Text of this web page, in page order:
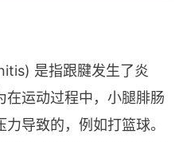
是指跟腱发生了炎
在运动过程中，小腿腓肠
导致的，例如打篮球。